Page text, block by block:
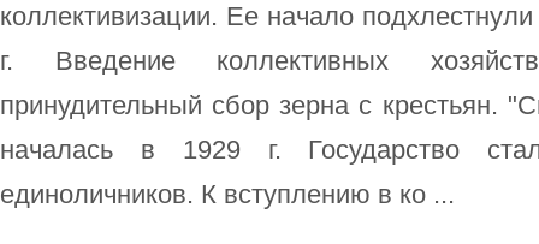
коллективизации. Ее начало
г. Введение коллективных
принудительный сбор зерна с крестьян.
началась в 1929 г. Государство
единоличников. К вступлению в ко ...